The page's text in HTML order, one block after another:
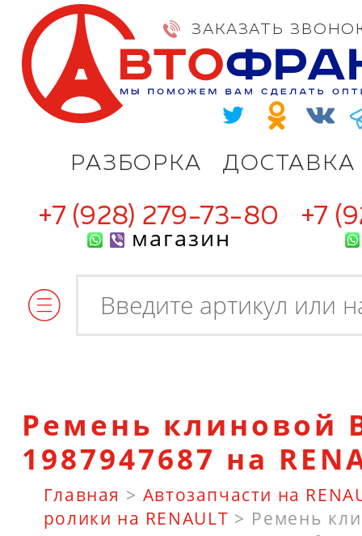
РАЗБОРКА ДОСТАВКА
ЗАКАЗАТЬ
+7 (928) 279-73-80
магазин
+7
Ремень клиновой
1987947687 на
Главная > Автозапчасти на
ролики на RENAULT > Ремень